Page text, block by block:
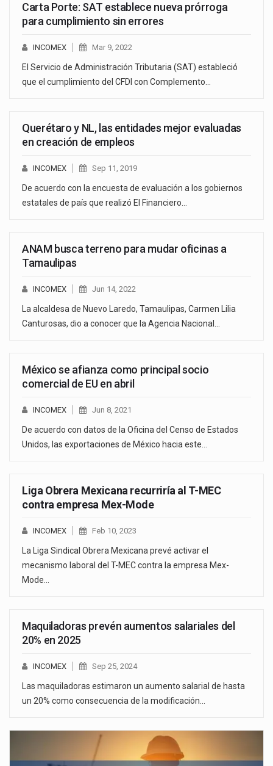
Carta Porte: SAT establece nueva prórroga
para cumplimiento sin errores
INCOMEX Mar 9, 2022
El Servicio de Administración Tributaria (SAT) estableció
que el cumplimiento del CFDI con Complemento…
Querétaro y NL, las entidades mejor evaluadas
en creación de empleos
INCOMEX Sep 11, 2019
De acuerdo con la encuesta de evaluación a los gobiernos
estatales de país que realizó El Financiero…
ANAM busca terreno para mudar oficinas a
Tamaulipas
INCOMEX Jun 14, 2022
La alcaldesa de Nuevo Laredo, Tamaulipas, Carmen Lilia
Canturosas, dio a conocer que la Agencia Nacional…
México se afianza como principal socio
comercial de EU en abril
INCOMEX Jun 8, 2021
De acuerdo con datos de la Oficina del Censo de Estados
Unidos, las exportaciones de México hacia este…
Liga Obrera Mexicana recurriría al T-MEC
contra empresa Mex-Mode
INCOMEX Feb 10, 2023
La Liga Sindical Obrera Mexicana prevé activar el
mecanismo laboral del T-MEC contra la empresa Mex-
Mode…
Maquiladoras prevén aumentos salariales del
20% en 2025
INCOMEX Sep 25, 2024
Las maquiladoras estimaron un aumento salarial de hasta
un 20% como consecuencia de la modificación…